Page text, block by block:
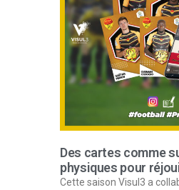
Des cartes comme
physiques pour
Cette saison Visul3 a